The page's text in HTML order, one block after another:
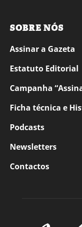
SOBRE NÓS
Assinar a Gazeta
Estatuto Editorial
Campanha
Ficha técnica e
Podcasts
Newsletters
Contactos